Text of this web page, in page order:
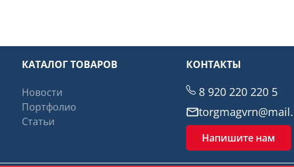
КАТАЛОГ ТОВАРОВ
Новости
Портфолио
Статьи
КОНТАКТЫ
8 920 220 220 5
Напишите нам